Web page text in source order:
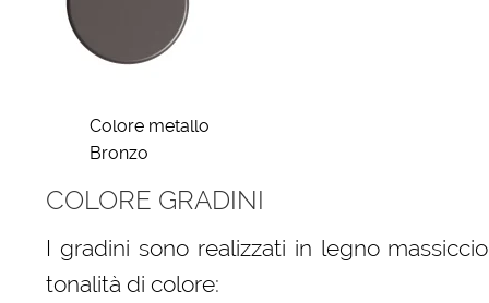
Colore metallo
Bronzo
COLORE GRADINI
I gradini sono realizzati in legno
tonalità di colore: